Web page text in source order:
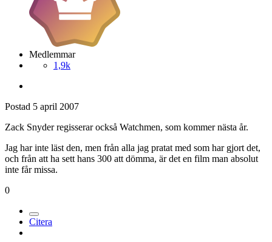
Medlemmar
1,9k
Postad 5 april 2007
Zack Snyder regisserar också Watchmen, som kommer nästa år.
Jag har inte läst den, men från alla jag pratat med som har gjort det,
och från att ha sett hans 300 att dömma, är det en film man absolut
inte får missa.
0
Citera